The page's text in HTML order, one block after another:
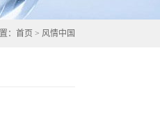
： 首页 > 风情中国